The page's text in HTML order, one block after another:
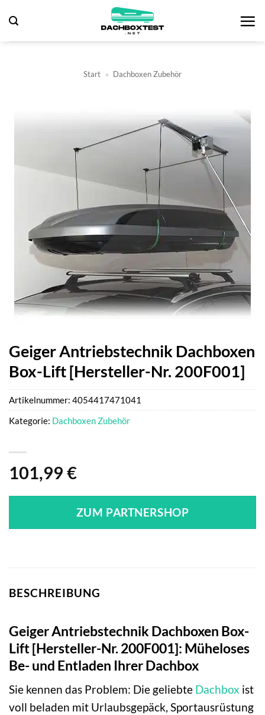
Inhalt
springen
Start » Dachboxen Zubehör
Geiger Antriebstechnik Dachboxen
Box-Lift [Hersteller-Nr. 200F001]
101,99 €
ZUM PARTNERSHOP
Artikelnummer: 4054417471041
Kategorie: Dachboxen Zubehör
BESCHREIBUNG
Geiger Antriebstechnik Dachboxen Box-
Lift [Hersteller-Nr. 200F001]: Müheloses
Be- und Entladen Ihrer Dachbox
Sie kennen das Problem: Die geliebte Dachbox ist
voll beladen mit Urlaubsgepäck, Sportausrüstung